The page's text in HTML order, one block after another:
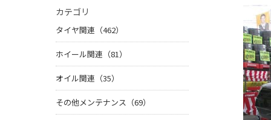
カテゴリ
タイヤ関連（462）
ホイール関連（81）
オイル関連（35）
その他メンテナンス（69）